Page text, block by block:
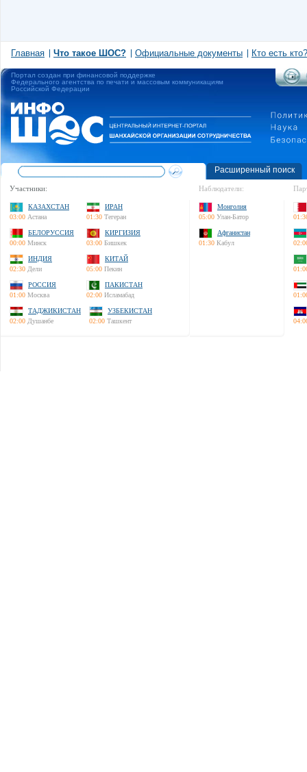
Главная Что такое ШОС? Официальные документы Кто есть кто?
Портал создан при финансовой поддержке
Федерального агентства по печати и массовым коммуникациям
Российской Федерации
Расширенный поиск
Участники:
КАЗАХСТАН
03:00 Астана
ИРАН
01:30 Тегеран
БЕЛОРУССИЯ
00:00 Минск
КИРГИЗИЯ
03:00 Бишкек
ИНДИЯ
02:30 Дели
КИТАЙ
05:00 Пекин
РОССИЯ
01:00 Москва
ПАКИСТАН
02:00 Исламабад
ТАДЖИКИСТАН
02:00 Душанбе
УЗБЕКИСТАН
02:00 Ташкент
Наблюдатели:
Монголия
05:00 Улан-Батор
Афганистан
01:30 Кабул